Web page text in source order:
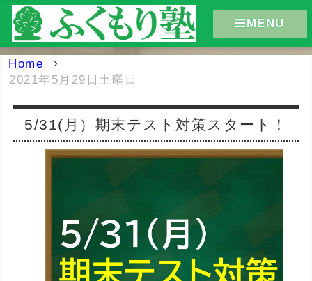
MENU
Home
›
2021年5月29日土曜日
5/31(月）期末テスト対策スタート！